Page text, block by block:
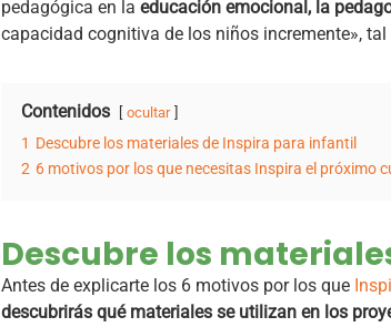
pedagógica en la educación emocional, la
capacidad cognitiva de los niños incremente»,
Contenidos ocultar
1 Descubre los materiales de Inspira para infantil
2 6 motivos por los que necesitas Inspira el próximo
Descubre los
Antes de explicarte los 6 motivos por los que
descubrirás qué materiales se utilizan en los